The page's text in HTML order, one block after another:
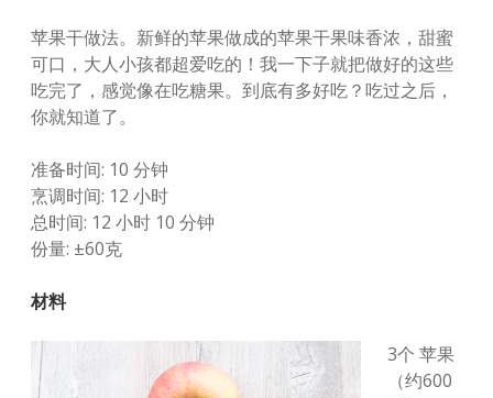
苹果干做法。新鲜的苹果做成的苹果干果味香浓，甜蜜
可口，大人小孩都超爱吃的！我一下子就把做好的这些
吃完了，感觉像在吃糖果。到底有多好吃？吃过之后，
你就知道了。
准备时间: 10 分钟
烹调时间: 12 小时
总时间: 12 小时 10 分钟
份量: ±60克
材料
3个 苹果
（约600